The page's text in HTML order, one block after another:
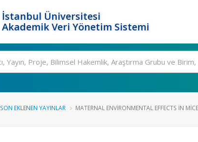
İstanbul Üniversitesi
Akademik Veri Yönetim Sistemi
SON EKLENEN YAYINLAR MATERNAL ENVIRONMENTAL EFFECTS IN